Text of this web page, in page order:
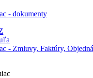
- dokumenty
- Zmluvy, Faktúry,